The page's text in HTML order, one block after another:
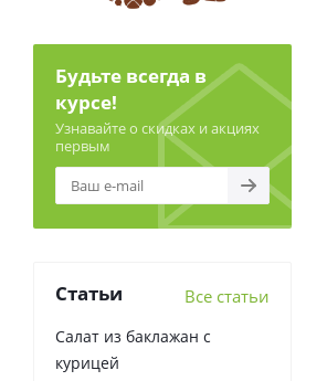
Будьте всегда в
курсе!
Узнавайте о скидках и акциях
первым
Статьи Все статьи
Салат из баклажан с
курицей